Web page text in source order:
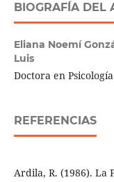
BIOGRAFÍA DEL
Eliana Noemí
Luis
Doctora en
REFERENCIAS
Ardila, R. (1986). La